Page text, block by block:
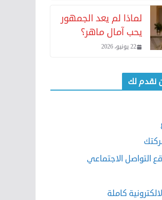
لماذا لم يعد الجمهور
يحب آمال ماهر؟
22 يونيو، 2026
نقدم لك
التواصل الاجتماعي
كاملة